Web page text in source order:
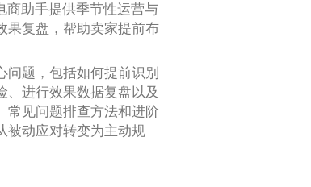
商助手提供季节性运营与
果复盘，帮助卖家提前布
题，包括如何提前识别
、进行效果数据复盘以及
常见问题排查方法和进阶
被动应对转变为主动规